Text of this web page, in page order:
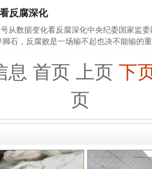
反腐深化
号从数据变化看反腐深化中央纪委国家
石，反腐败是一场输不起也决不能输的
息 首页 上页 下
页